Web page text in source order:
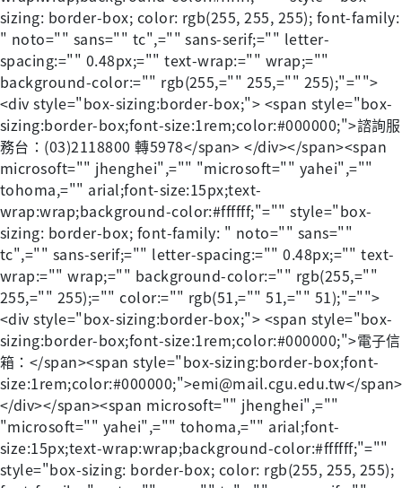
sizing: border-box; color: rgb(255, 255, 255); font-family:
" noto="" sans="" tc",="" sans-serif;="" letter-
spacing:="" 0.48px;="" text-wrap:="" wrap;=""
background-color:="" rgb(255,="" 255,="" 255);"="">
<div style="box-sizing:border-box;"> <span style="box-
sizing:border-box;font-size:1rem;color:#000000;">諮詢服
務台：(03)2118800 轉5978</span> </div></span><span
microsoft="" jhenghei",="" "microsoft="" yahei",=""
tohoma,="" arial;font-size:15px;text-
wrap:wrap;background-color:#ffffff;"="" style="box-
sizing: border-box; font-family: " noto="" sans=""
tc",="" sans-serif;="" letter-spacing:="" 0.48px;="" text-
wrap:="" wrap;="" background-color:="" rgb(255,=""
255,="" 255);="" color:="" rgb(51,="" 51,="" 51);"="">
<div style="box-sizing:border-box;"> <span style="box-
sizing:border-box;font-size:1rem;color:#000000;">電子信
箱：</span><span style="box-sizing:border-box;font-
size:1rem;color:#000000;">emi@mail.cgu.edu.tw</span>
</div></span><span microsoft="" jhenghei",=""
"microsoft="" yahei",="" tohoma,="" arial;font-
size:15px;text-wrap:wrap;background-color:#ffffff;"=""
style="box-sizing: border-box; color: rgb(255, 255, 255);